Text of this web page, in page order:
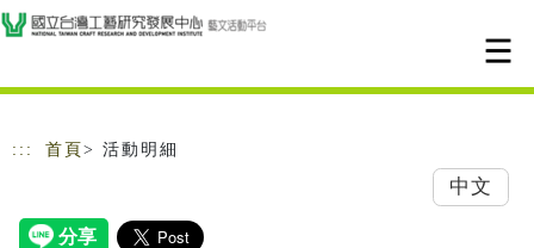
跳到主要內容
網站導覽
::: 首頁 > 活動明細
中文